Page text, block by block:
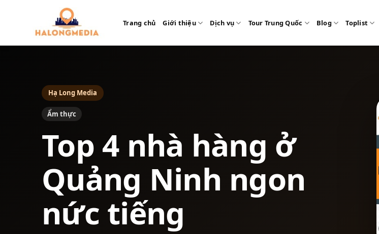
dung
Trang chủ Giới thiệu Dịch vụ Tour Trung Quốc Blog Toplist
Hạ Long Media
Ẩm thực
Top 4 nhà hàng ở
Quảng Ninh ngon
nức tiếng